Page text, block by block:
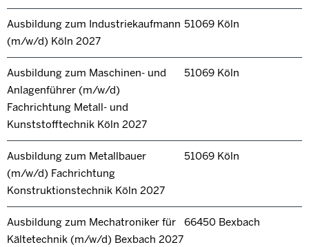
Ausbildung zum Industriekaufmann
(m/w/d) Köln 2027
51069 Köln
Ausbildung zum Maschinen- und
Anlagenführer (m/w/d)
Fachrichtung Metall- und
Kunststofftechnik Köln 2027
51069 Köln
Ausbildung zum Metallbauer
(m/w/d) Fachrichtung
Konstruktionstechnik Köln 2027
51069 Köln
Ausbildung zum Mechatroniker für
Kältetechnik (m/w/d) Bexbach 2027
66450 Bexbach